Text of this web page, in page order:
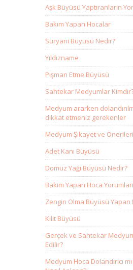
Aşk Büyüsü Yaptıranların
Bakım Yapan Hocalar
Süryani Büyüsü Nedir?
Yıldızname
Pişman Etme Büyüsü
Sahtekar Medyumlar
Medyum ararken
dikkat etmeniz gerekenler
Medyum Şikayet ve Önerileri
Adet Kanı Büyüsü
Domuz Yağı Büyüsü Nedir?
Bakım Yapan Hoca Yorumları
Zengin Olma Büyüsü Yapan
Kilit Büyüsü
Gerçek ve Sahtekar
Edilir?
Medyum Hoca Dolandırıcı